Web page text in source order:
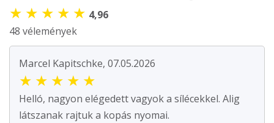
★ ★ ★ ★ ★ 4,96
48 vélemények
Marcel Kapitschke, 07.05.2026
★ ★ ★ ★ ★
Helló, nagyon elégedett vagyok a sílécekkel. Alig
látszanak rajtuk a kopás nyomai.